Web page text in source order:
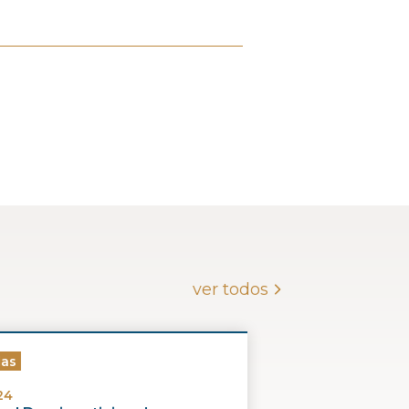
ver todos